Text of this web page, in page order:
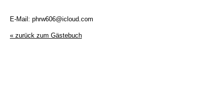
E-Mail: phrw606@icloud.com
« zurück zum Gästebuch